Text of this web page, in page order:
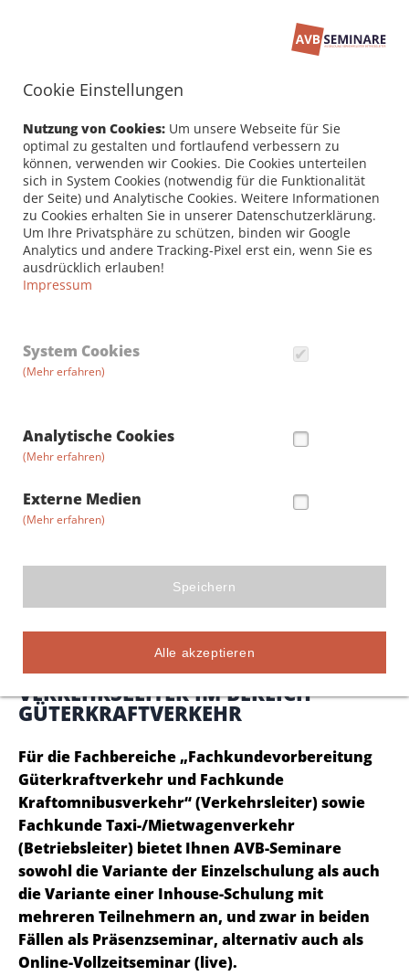
Cookie Einstellungen
Nutzung von Cookies: Um unsere Webseite für Sie
optimal zu gestalten und fortlaufend verbessern zu
können, verwenden wir Cookies. Die Cookies unterteilen
sich in System Cookies (notwendig für die Funktionalität
der Seite) und Analytische Cookies. Weitere Informationen
zu Cookies erhalten Sie in unserer Datenschutzerklärung.
Um Ihre Privatsphäre zu schützen, binden wir Google
Analytics und andere Tracking-Pixel erst ein, wenn Sie es
ausdrücklich erlauben!
Impressum
System Cookies
(Mehr erfahren)
Analytische Cookies
(Mehr erfahren)
Externe Medien
(Mehr erfahren)
Speichern
Alle akzeptieren
EINZEL-/INHOUSESEMINAR
VERKEHRSLEITER IM BEREICH
GÜTERKRAFTVERKEHR
Für die Fachbereiche „Fachkundevorbereitung
Güterkraftverkehr und Fachkunde
Kraftomnibusverkehr“ (Verkehrsleiter) sowie
Fachkunde Taxi-/Mietwagenverkehr
(Betriebsleiter) bietet Ihnen AVB-Seminare
sowohl die Variante der Einzelschulung als auch
die Variante einer Inhouse-Schulung mit
mehreren Teilnehmern an, und zwar in beiden
Fällen als Präsenzseminar, alternativ auch als
Online-Vollzeitseminar (live).